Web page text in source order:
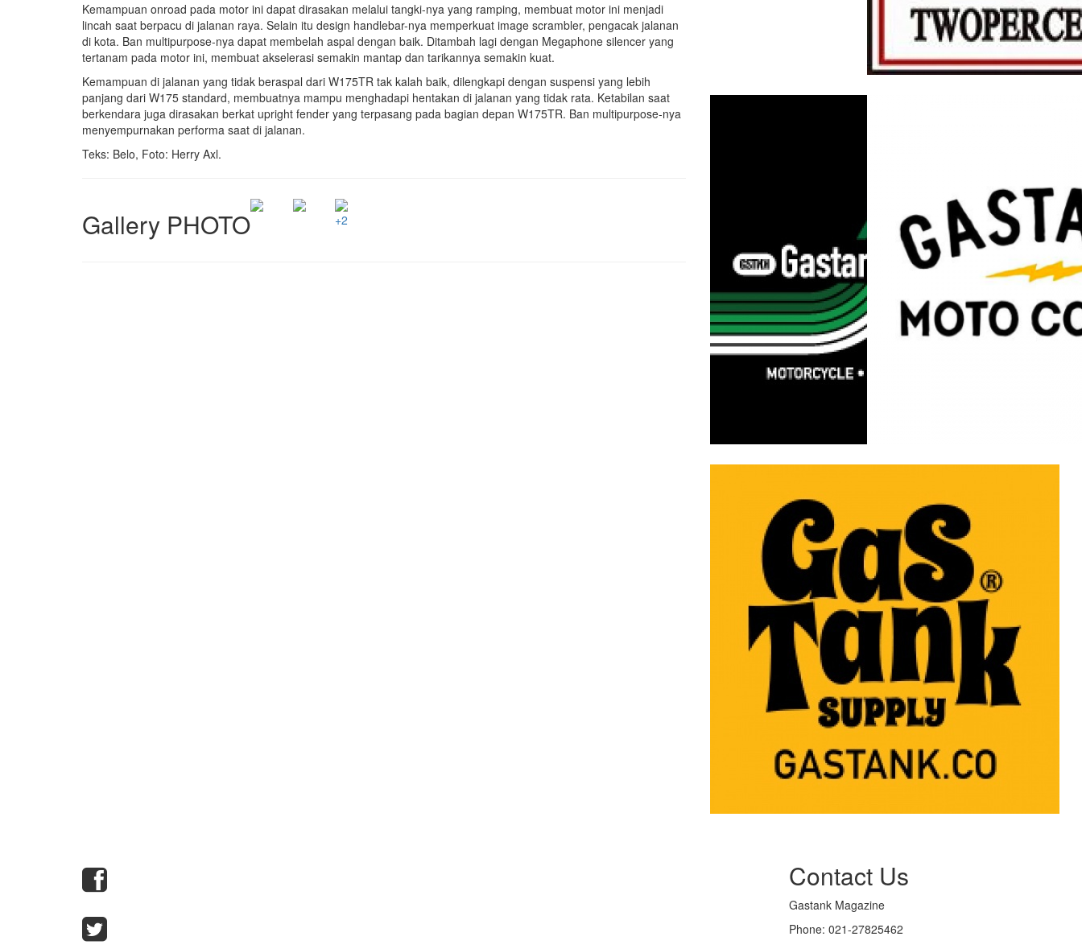
Kemampuan onroad pada motor ini dapat dirasakan melalui tangki-nya yang ramping, membuat motor ini menjadi
lincah saat berpacu di jalanan raya. Selain itu design handlebar-nya memperkuat image scrambler, pengacak jalanan
di kota. Ban multipurpose-nya dapat membelah aspal dengan baik. Ditambah lagi dengan Megaphone silencer yang
tertanam pada motor ini, membuat akselerasi semakin mantap dan tarikannya semakin kuat.
Kemampuan di jalanan yang tidak beraspal dari W175TR tak kalah baik, dilengkapi dengan suspensi yang lebih
panjang dari W175 standard, membuatnya mampu menghadapi hentakan di jalanan yang tidak rata. Ketabilan saat
berkendara juga dirasakan berkat upright fender yang terpasang pada bagian depan W175TR. Ban multipurpose-nya
menyempurnakan performa saat di jalanan.
Teks: Belo, Foto: Herry Axl.
Gallery PHOTO +2
Contact Us
Gastank Magazine
Phone: 021-27825462